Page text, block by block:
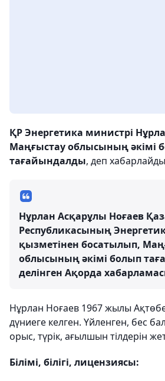
ҚР Энергетика министрі
Маңғыстау облысының әкімі
тағайындалды, деп хабарлайды
Нұрлан Асқарұлы Ноғаев
Республикасының
қызметінен босатылып,
облысының әкімі болып
делінген Ақорда
Нұрлан Ноғаев 1967 жылы
дүниеге келген. Үйленген, бес
орыс, түрік, ағылшын тілдерін
Білімі, білігі, лицензиясы: